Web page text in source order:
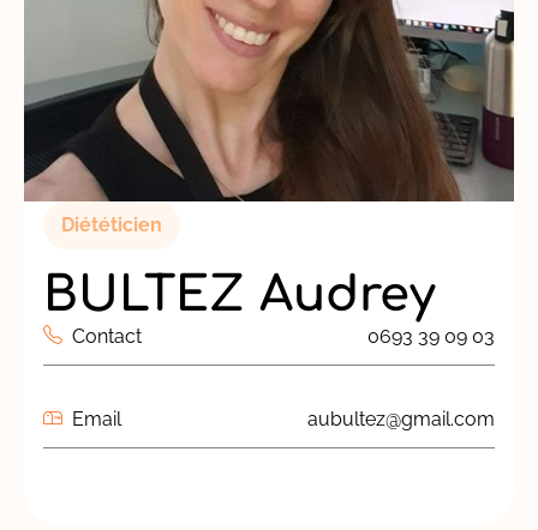
Diététicien
BULTEZ Audrey
Contact 0693 39 09 03
Email aubultez@gmail.com